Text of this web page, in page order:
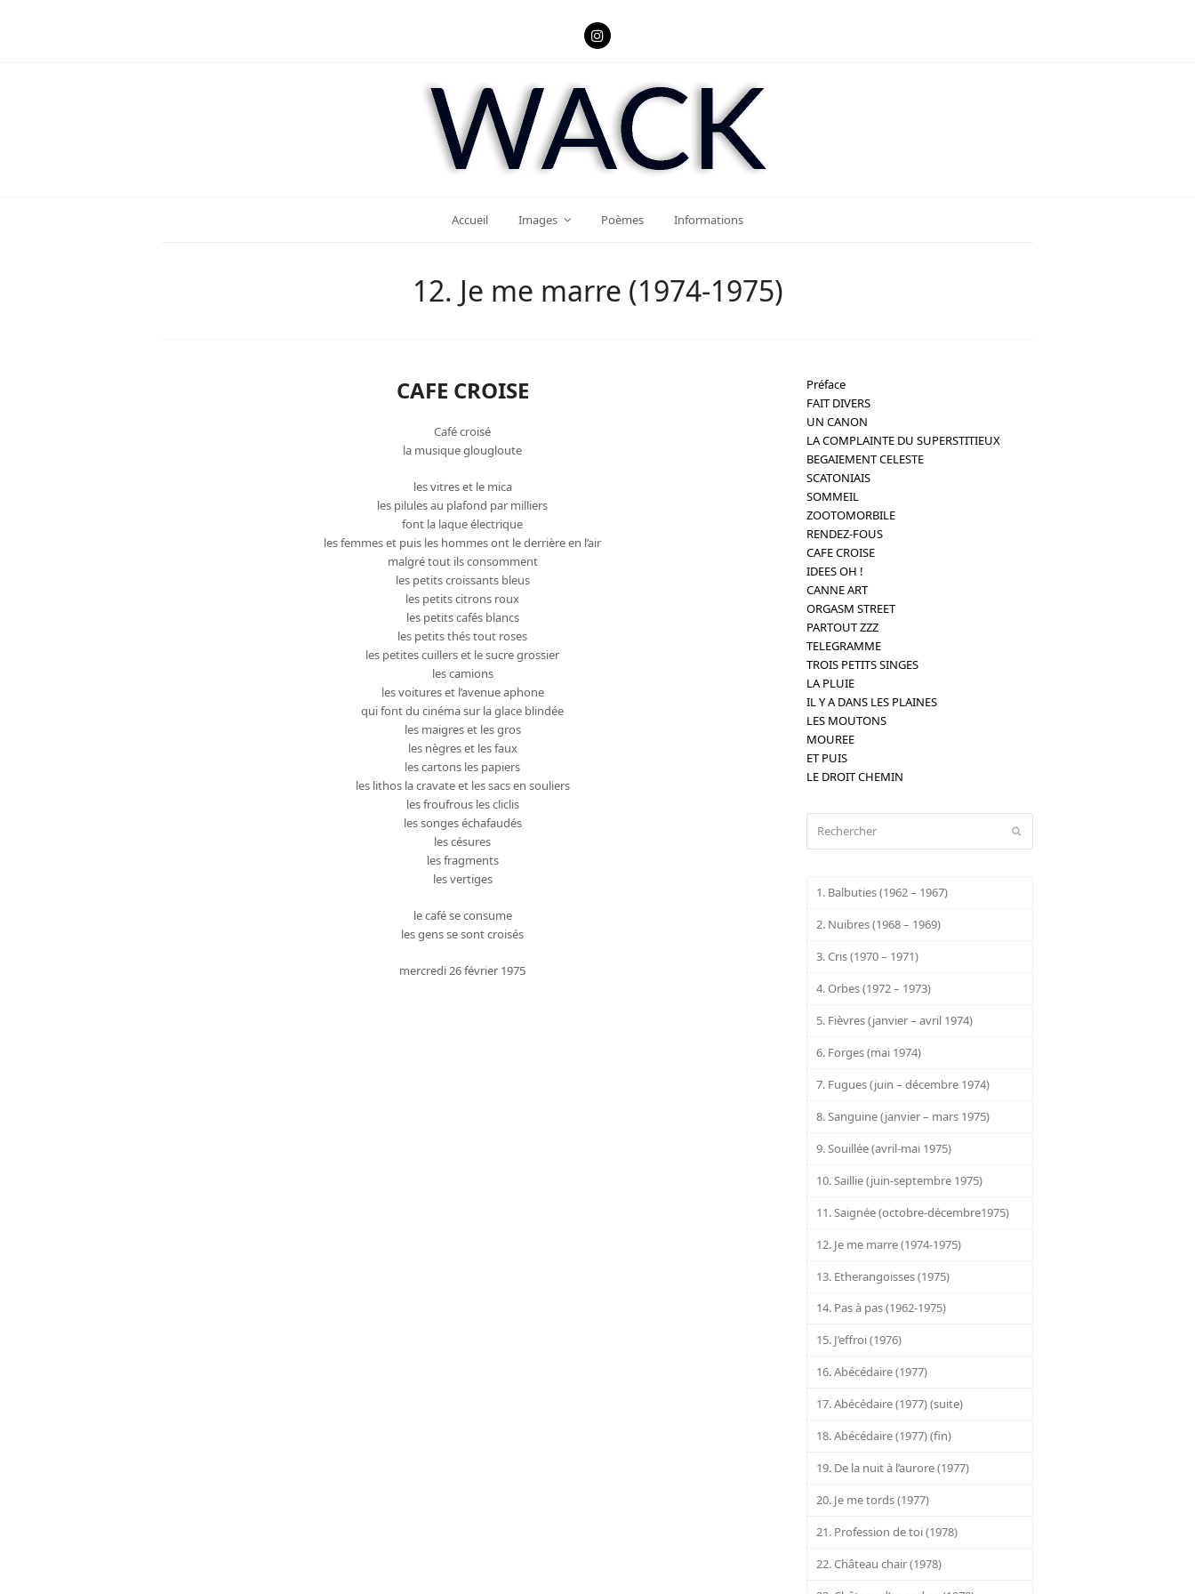
Instagram
Accueil Images Poèmes Informations
12. Je me marre (1974-1975)
CAFE CROISE
Café croisé
la musique glougloute
les vitres et le mica
les pilules au plafond par milliers
font la laque électrique
les femmes et puis les hommes ont le derrière en l’air
malgré tout ils consomment
les petits croissants bleus
les petits citrons roux
les petits cafés blancs
les petits thés tout roses
les petites cuillers et le sucre grossier
les camions
les voitures et l’avenue aphone
qui font du cinéma sur la glace blindée
les maigres et les gros
les nègres et les faux
les cartons les papiers
les lithos la cravate et les sacs en souliers
les froufrous les cliclis
les songes échafaudés
les césures
les fragments
les vertiges
le café se consume
les gens se sont croisés
mercredi 26 février 1975
Préface
FAIT DIVERS
UN CANON
LA COMPLAINTE DU SUPERSTITIEUX
BEGAIEMENT CELESTE
SCATONIAIS
SOMMEIL
ZOOTOMORBILE
RENDEZ-FOUS
CAFE CROISE
IDEES OH !
CANNE ART
ORGASM STREET
PARTOUT ZZZ
TELEGRAMME
TROIS PETITS SINGES
LA PLUIE
IL Y A DANS LES PLAINES
LES MOUTONS
MOUREE
ET PUIS
LE DROIT CHEMIN
1. Balbuties (1962 – 1967)
2. Nuibres (1968 – 1969)
3. Cris (1970 – 1971)
4. Orbes (1972 – 1973)
5. Fièvres (janvier – avril 1974)
6. Forges (mai 1974)
7. Fugues (juin – décembre 1974)
8. Sanguine (janvier – mars 1975)
9. Souillée (avril-mai 1975)
10. Saillie (juin-septembre 1975)
11. Saignée (octobre-décembre1975)
12. Je me marre (1974-1975)
13. Etherangoisses (1975)
14. Pas à pas (1962-1975)
15. J’effroi (1976)
16. Abécédaire (1977)
17. Abécédaire (1977) (suite)
18. Abécédaire (1977) (fin)
19. De la nuit à l’aurore (1977)
20. Je me tords (1977)
21. Profession de toi (1978)
22. Château chair (1978)